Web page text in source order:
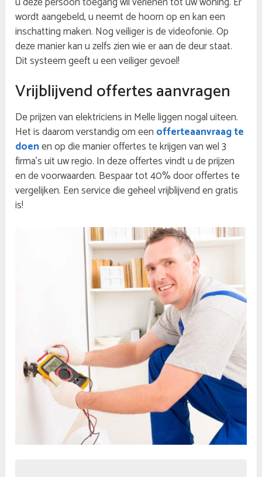
wordt aangebeld, u neemt de hoorn op en kan een
inschatting maken. Nog veiliger is de videofonie. Op
deze manier kan u zelfs zien wie er aan de deur staat.
Dit systeem geeft u een veiliger gevoel!
Vrijblijvend offertes aanvragen
De prijzen van elektriciens in Melle liggen nogal uiteen.
Het is daarom verstandig om een offerteaanvraag te
doenen op die manier offertes te krijgen van wel 3
firma’s uit uw regio. In deze offertes vindt u de prijzen
en de voorwaarden. Bespaar tot 40% door offertes te
vergelijken. Een service die geheel vrijblijvend en gratis
is!